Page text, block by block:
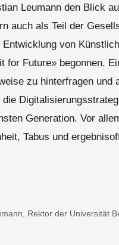
Leumann den Blick
auch als Teil der
von
for Future» begonnen.
zu hinterfragen und
Generation. Vor
Tabus und
Rektor der Universität